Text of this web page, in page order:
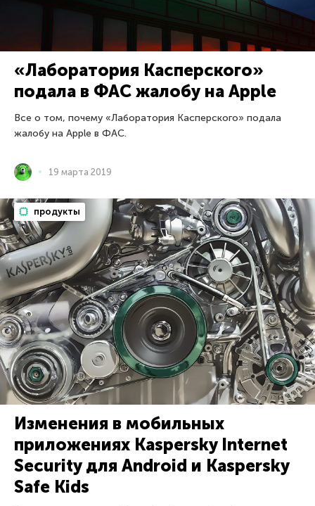
«Лаборатория Касперского»
подала в ФАС жалобу на Apple
Все о том, почему «Лаборатория Касперского» подала
жалобу на Apple в ФАС.
19 марта 2019
продукты
Изменения в мобильных
приложениях Kaspersky Internet
Security для Android и Kaspersky
Safe Kids